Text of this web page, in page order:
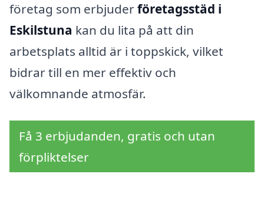
företag som erbjuderföretagsstäd i
Eskilstuna kan du lita på att din
arbetsplats alltid är i toppskick, vilket
bidrar till en mer effektiv och
välkomnande atmosfär.
Få 3 erbjudanden, gratis och utan
förpliktelser